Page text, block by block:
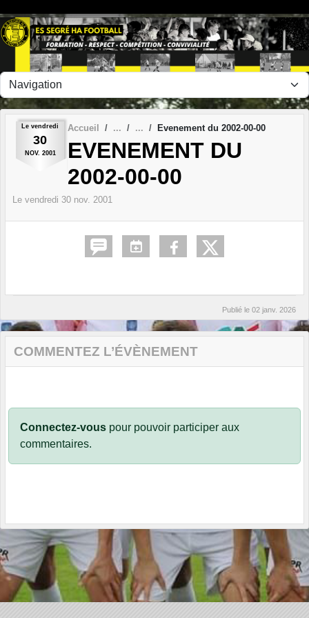
Le vendredi
30
NOV. 2001
Accueil Evenement du 2002-00-00
EVENEMENT DU
2002-00-00
Le vendredi 30 nov. 2001
Publié le 02 janv. 2026
COMMENTEZ L’ÉVÈNEMENT
Connectez-vous pour pouvoir participer aux
commentaires.